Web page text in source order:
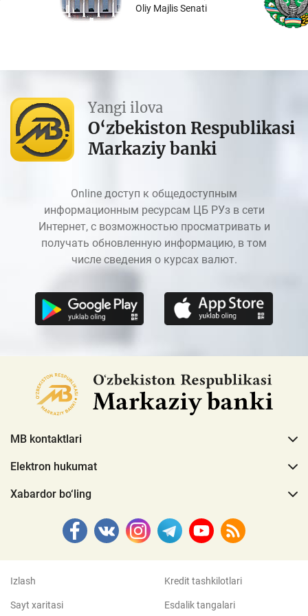
Oliy Majlis Senati
Yangi ilova
O‘zbekiston Respublikasi
Markaziy banki
Online доступ к общедоступным
информационным ресурсам ЦБ РУз в сети
Интернет, с возможностью просматривать и
получать обновленную информацию, в том
числе сведения о курсах валют.
MB kontaktlari
Elektron hukumat
Xabardor bo‘ling
Izlash
Sayt xaritasi
Kredit tashkilotlari
Esdalik tangalari